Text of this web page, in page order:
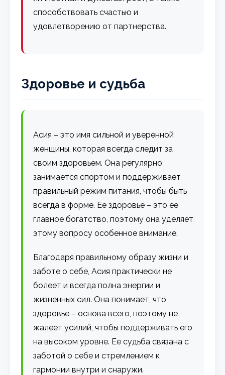
способствовать счастью и
удовлетворению от партнерства.
Здоровье и судьба
Асия – это имя сильной и уверенной
женщины, которая всегда следит за
своим здоровьем. Она регулярно
занимается спортом и поддерживает
правильный режим питания, чтобы быть
всегда в форме. Ее здоровье – это ее
главное богатство, поэтому она уделяет
этому вопросу особенное внимание.
Благодаря правильному образу жизни и
заботе о себе, Асия практически не
болеет и всегда полна энергии и
жизненных сил. Она понимает, что
здоровье – основа всего, поэтому не
жалеет усилий, чтобы поддерживать его
на высоком уровне. Ее судьба связана с
заботой о себе и стремлением к
гармонии внутри и снаружи.